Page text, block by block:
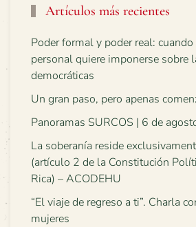
Artículos más recientes
Poder formal y poder real:
personal quiere imponerse sobre
democráticas
Un gran paso, pero apenas
Panoramas SURCOS | 6 de
La soberanía reside
(artículo 2 de la Constitución
Rica) – ACODEHU
“El viaje de regreso a ti”. Charla
mujeres